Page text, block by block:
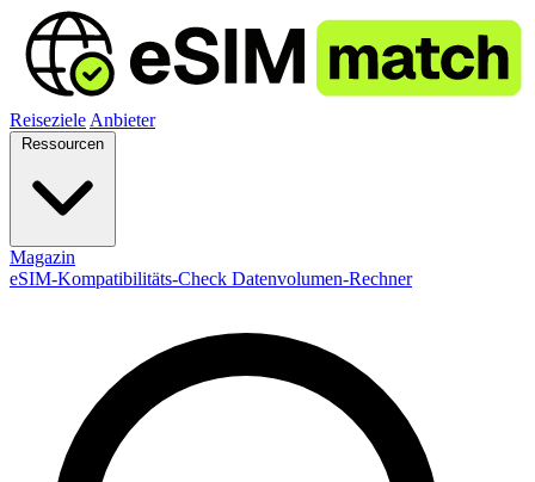
Reiseziele Anbieter
Magazin
eSIM-Kompatibilitäts-Check Datenvolumen-Rechner